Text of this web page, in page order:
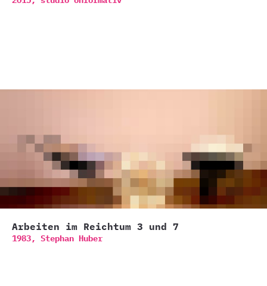
Arbeiten im Reichtum 3 und 7
1983, Stephan Huber